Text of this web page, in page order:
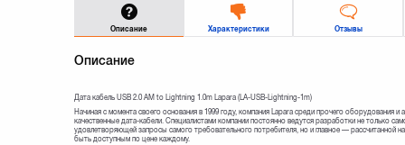
Описание Характеристики Отзывы
Описание
Дата кабель USB 2.0 AM to Lightning 1.0m Lapara (LA-USB-Lightning-1m)
Начиная с момента своего основания в 1999 году, компания Lapara среди прочего оборудования
качественные дата-кабели. Специалистами компании постоянно ведутся разработки не только
удовлетворяющей запросы самого требовательного потребителя, но и главное — рассчитанной
быть доступным по цене каждому.